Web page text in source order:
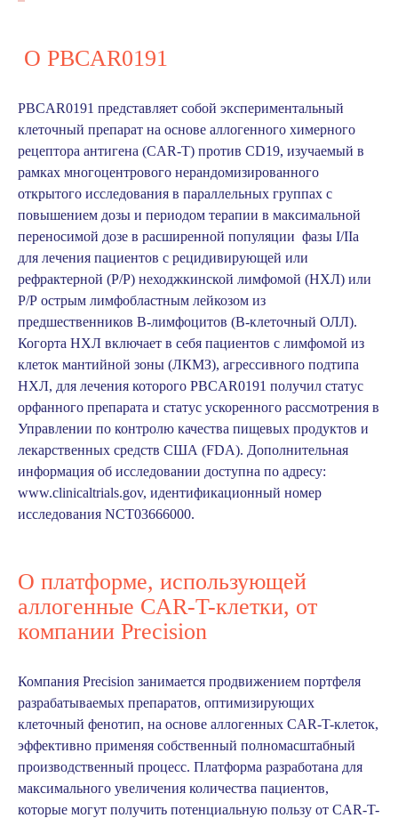
О PBCAR0191
PBCAR0191 представляет собой экспериментальный
клеточный препарат на основе аллогенного химерного
рецептора антигена (CAR-T) против CD19, изучаемый в
рамках многоцентрового нерандомизированного
открытого исследования в параллельных группах с
повышением дозы и периодом терапии в максимальной
переносимой дозе в расширенной популяции фазы I/IIа
для лечения пациентов с рецидивирующей или
рефрактерной (Р/Р) неходжкинской лимфомой (НХЛ) или
Р/Р острым лимфобластным лейкозом из
предшественников B-лимфоцитов (B-клеточный ОЛЛ).
Когорта НХЛ включает в себя пациентов с лимфомой из
клеток мантийной зоны (ЛКМЗ), агрессивного подтипа
НХЛ, для лечения которого PBCAR0191 получил статус
орфанного препарата и статус ускоренного рассмотрения в
Управлении по контролю качества пищевых продуктов и
лекарственных средств США (FDA). Дополнительная
информация об исследовании доступна по адресу:
www.clinicaltrials.gov, идентификационный номер
исследования NCT03666000.
О платформе, использующей
аллогенные CAR-T-клетки, от
компании Precision
Компания Precision занимается продвижением портфеля
разрабатываемых препаратов, оптимизирующих
клеточный фенотип, на основе аллогенных CAR-T-клеток,
эффективно применяя собственный полномасштабный
производственный процесс. Платформа разработана для
максимального увеличения количества пациентов,
которые могут получить потенциальную пользу от CAR-T-